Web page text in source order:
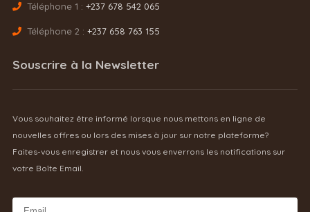
Téléphone 1 : +237 678 542 065
Téléphone 2 : +237 658 763 155
Souscrire à la Newsletter
Vous souhaitez être informé lorsque nous mettons en ligne de
nouvelles offres ou lors des mises à jour sur notre plateforme?
Faites-vous enregistrer et nous vous enverrons les notifications sur
votre Boîte Email.